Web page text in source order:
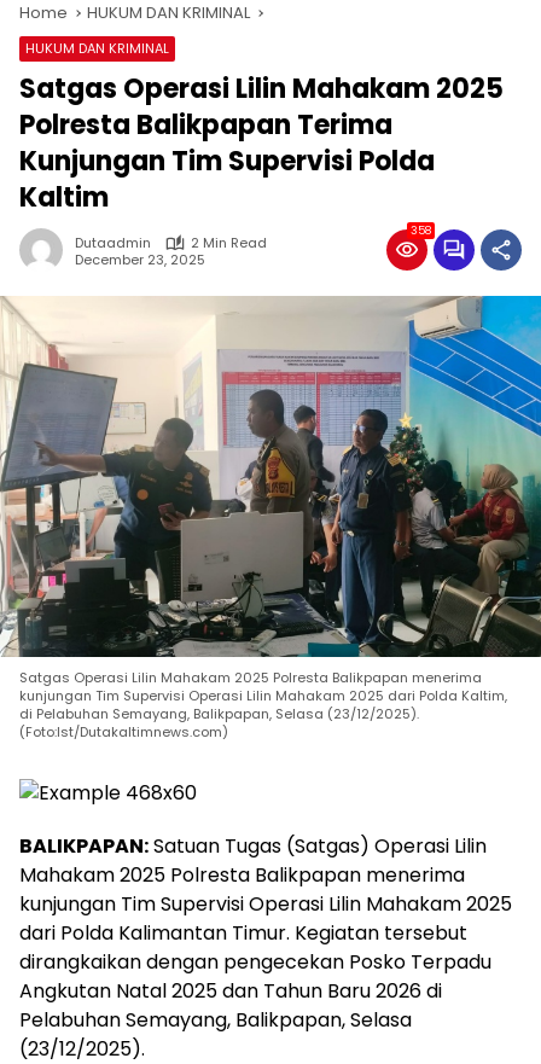
Home HUKUM DAN KRIMINAL
HUKUM DAN KRIMINAL
Satgas Operasi Lilin Mahakam 2025
Polresta Balikpapan Terima
Kunjungan Tim Supervisi Polda
Kaltim
Dutaadmin
2 Min Read
December 23, 2025
358
Satgas Operasi Lilin Mahakam 2025 Polresta Balikpapan menerima
kunjungan Tim Supervisi Operasi Lilin Mahakam 2025 dari Polda Kaltim,
di Pelabuhan Semayang, Balikpapan, Selasa (23/12/2025).
(Foto:Ist/Dutakaltimnews.com)
BALIKPAPAN:Satuan Tugas (Satgas) Operasi Lilin
Mahakam 2025 Polresta Balikpapan menerima
kunjungan Tim Supervisi Operasi Lilin Mahakam 2025
dari Polda Kalimantan Timur. Kegiatan tersebut
dirangkaikan dengan pengecekan Posko Terpadu
Angkutan Natal 2025 dan Tahun Baru 2026 di
Pelabuhan Semayang, Balikpapan, Selasa
(23/12/2025).